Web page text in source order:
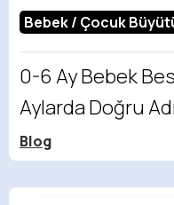
Bebek / Çocuk
0-6 Ay Bebek
Aylarda Doğru
Blog